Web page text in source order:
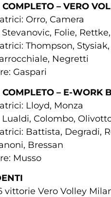
COMPLETO – VERO
Orro, Camera
Folie,
Thompson,
Negretti
Gaspari
COMPLETO – E-WORK
Lloyd, Monza
Lualdi, Colombo,
Battista, Degradi,
Bressan
Musso
vittorie Vero Volley